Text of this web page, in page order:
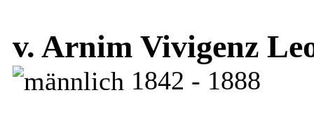
v. Arnim Vivigenz
1842 - 1888